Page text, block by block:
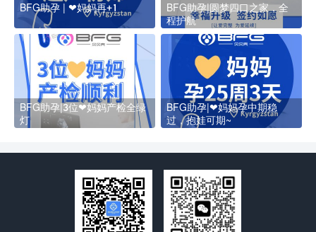
BFG助孕 | ❤妈妈再+1
BFG助孕|圆梦四口之家，全
程护航
BFG助孕|3位❤妈妈产检全绿
灯
BFG助孕|❤妈妈孕中期稳
过，抱娃可期~